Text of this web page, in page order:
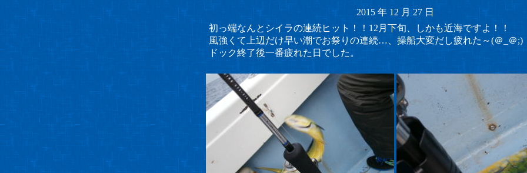
2015 年 12 月 27 日
初っ端なんとシイラの連続ヒット！！12月下旬、しかも近海ですよ！！
風強くて上辺だけ早い潮でお祭りの連続…、操船大変だし疲れた～(＠_＠;)
ドック終了後一番疲れた日でした。